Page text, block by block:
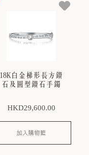
18K白金梯形長方鑽
石及圓型鑽石手鐲
HKD29,600.00
加入購物籃